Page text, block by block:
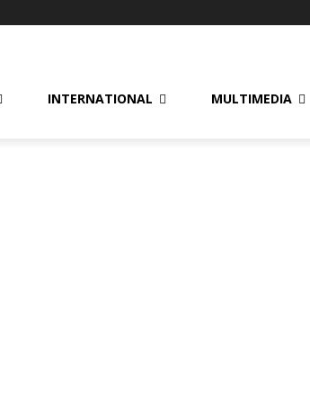
INTERNATIONAL MULTIMEDIA